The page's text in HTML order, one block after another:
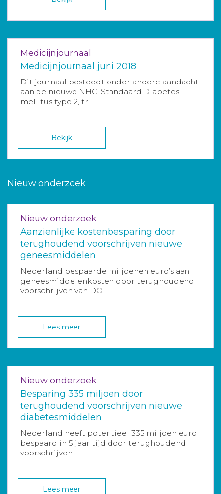
Medicijnjournaal
Medicijnjournaal juni 2018
Dit journaal besteedt onder andere aandacht
aan de nieuwe NHG-Standaard Diabetes
mellitus type 2, tr...
Bekijk
Nieuw onderzoek
Nieuw onderzoek
Aanzienlijke kostenbesparing door
terughoudend voorschrijven nieuwe
geneesmiddelen
Nederland bespaarde miljoenen euro’s aan
geneesmiddelenkosten door terughoudend
voorschrijven van DO...
Lees meer
Nieuw onderzoek
Besparing 335 miljoen door
terughoudend voorschrijven nieuwe
diabetesmiddelen
Nederland heeft potentieel 335 miljoen euro
bespaard in 5 jaar tijd door terughoudend
voorschrijven ...
Lees meer